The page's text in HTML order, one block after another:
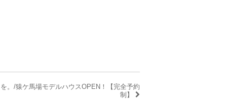
。/猿ケ馬場モデルハウスOPEN！【完全予約
制】